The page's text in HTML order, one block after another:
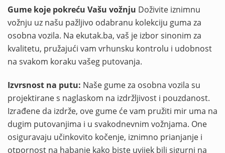
Gume koje pokreću Vašu vožnju Doživite iznimnu
vožnju uz našu pažljivo odabranu kolekciju guma za
osobna vozila. Na ekutak.ba, vaš je izbor sinonim za
kvalitetu, pružajući vam vrhunsku kontrolu i udobnost
na svakom koraku vašeg putovanja.
Izvrsnost na putu: Naše gume za osobna vozila su
projektirane s naglaskom na izdržljivost i pouzdanost.
Izrađene da izdrže, ove gume će vam pružiti mir uma na
dugim putovanjima i u svakodnevnim vožnjama. One
osiguravaju učinkovito kočenje, iznimno prianjanje i
otpornost na habanje kako biste uvijek bili sigurni na